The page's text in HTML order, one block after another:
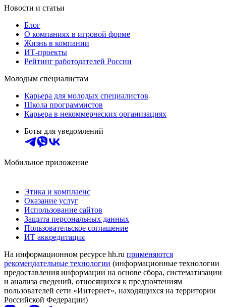
Новости и статьи
Блог
О компаниях в игровой форме
Жизнь в компании
ИТ-проекты
Рейтинг работодателей России
Молодым специалистам
Карьера для молодых специалистов
Школа программистов
Карьера в некоммерческих организациях
Боты для уведомлений
Мобильное приложение
Этика и комплаенс
Оказание услуг
Использование сайтов
Защита персональных данных
Пользовательское соглашение
ИТ аккредитация
На информационном ресурсе hh.ru применяются
рекомендательные технологии (информационные технологии
предоставления информации на основе сбора, систематизации
и анализа сведений, относящихся к предпочтениям
пользователей сети «Интернет», находящихся на территории
Российской Федерации)